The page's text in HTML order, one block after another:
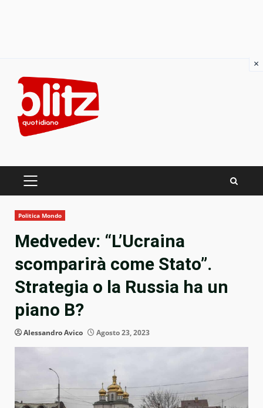
content
PRIMARY
Politica Mondo
Medvedev: “L’Ucraina
scomparirà come Stato”.
Strategia o la Russia ha un
piano B?
Alessandro Avico Agosto 23, 2023
×